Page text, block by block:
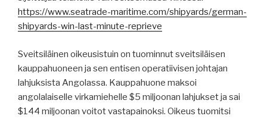
https://www.seatrade-maritime.com/shipyards/german-
shipyards-win-last-minute-reprieve
Sveitsiläinen oikeusistuin on tuominnut sveitsiläisen
kauppahuoneen ja sen entisen operatiivisen johtajan
lahjuksista Angolassa. Kauppahuone maksoi
angolalaiselle virkamiehelle $5 miljoonan lahjukset ja sai
$144 miljoonan voitot vastapainoksi. Oikeus tuomitsi